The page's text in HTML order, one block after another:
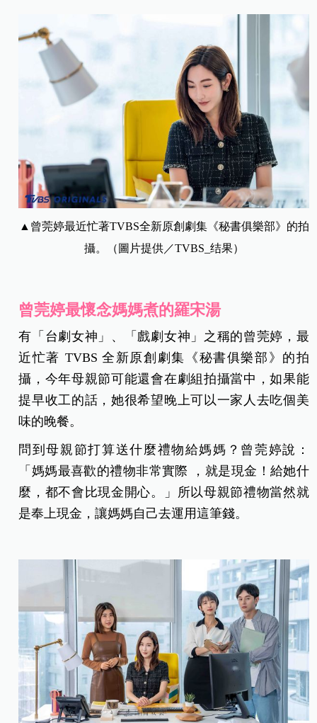
▲ 曾莞婷最近忙著TVBS全新原創劇集《秘書俱樂部》的拍
攝。（圖片提供／TVBS_结果）
曾莞婷最懷念媽媽煮的羅宋湯
有「台劇女神」、「戲劇女神」之 稱的曾莞婷， 最
近忙著 TVBS 全新原創劇集《秘書俱樂部》的拍
攝，今年母親節可能還會在劇組拍攝當中，如果能
提早收工的話，她很希望晚上可以一家人去吃個美
味的晚餐。
問到母親節打算送什麼禮物給媽媽？ 曾莞婷說 ：
「媽媽最喜歡的禮物非常實際 ，就是現金！給她什
麼，都不會比現金開心。」所以母親節禮物當然就
是奉上現金，讓媽媽自己去運用這筆錢。